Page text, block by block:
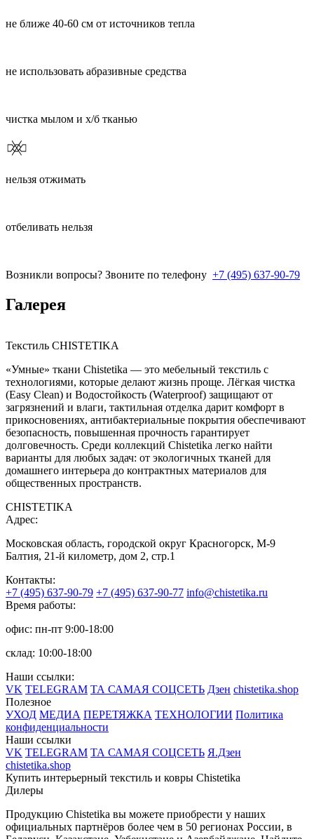
не ближе 40-60 см от источников тепла
не использовать абразивные средства
чистка мылом и х/б тканью
нельзя отжимать
отбеливать нельзя
Возникли вопросы? Звоните по телефону +7 (495) 637-90-79
Галерея
Текстиль CHISTETIKA
«Умные» ткани Chistetika — это мебельный текстиль с
технологиями, которые делают жизнь проще. Лёгкая чистка
(Easy Clean) и Водостойкость (Waterproof) защищают от
загрязнений и влаги, тактильная отделка дарит комфорт в
прикосновениях, антибактериальные покрытия обеспечивают
безопасность, повышенная прочность гарантирует
долговечность. Среди коллекций Chistetika легко найти
варианты для любых задач: от экологичных тканей для
домашнего интерьера до контрактных материалов для
общественных пространств.
CHISTETIKA
Адрес:
Московская область, городской округ Красногорск, М-9
Балтия, 21-й километр, дом 2, стр.1
Контакты:
+7 (495) 637-90-79 +7 (495) 637-90-77 info@chistetika.ru
Время работы:
офис: пн-пт 9:00-18:00
склад: 10:00-18:00
Наши ссылки:
VK TELEGRAM ТА САМАЯ СОЦСЕТЬ Дзен chistetika.shop
Полезное
УХОД МЕДИА ПЕРЕТЯЖКА ТЕХНОЛОГИИ Политика
конфиденциальности
Наши ссылки
VK TELEGRAM ТА САМАЯ СОЦСЕТЬ Я.Дзен
chistetika.shop
Купить интерьерный текстиль и ковры Chistetika
Дилеры
Продукцию Chistetika вы можете приобрести у наших
официальных партнёров более чем в 50 регионах России, в